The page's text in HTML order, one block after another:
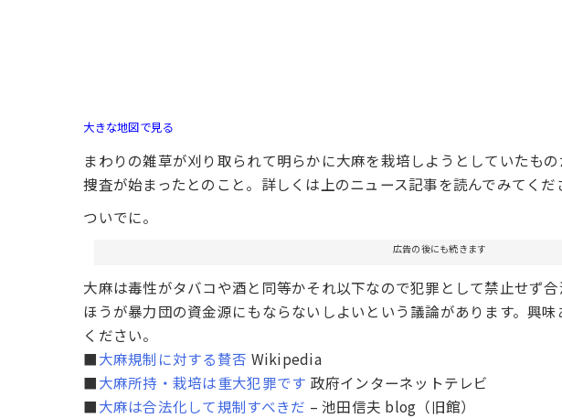
大きな地図で見る
まわりの雑草が刈り取られて明らかに大麻を栽培しようとしていたも
捜査が始まったとのこと。詳しくは上のニュース記事を読んでみてくだ
ついでに。
広告の後にも続きます
大麻は毒性がタバコや酒と同等かそれ以下なので犯罪として禁止せず
ほうが暴力団の資金源にもならないしよいという議論があります。興
ください。
■大麻規制に対する賛否 Wikipedia
■大麻所持・栽培は重大犯罪です 政府インターネットテレビ
■大麻は合法化して規制すべきだ – 池田信夫 blog（旧館）